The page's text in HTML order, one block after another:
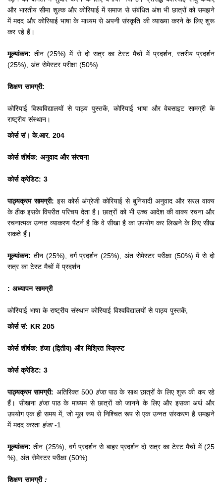
और भारतीय सीमा शुल्क और कोरियाई में समाज से संबंधित अंश भी छात्रों को समझने
में मदद और कोरियाई भाषा के माध्यम से अपनी संस्कृति की व्याख्या करने के लिए शुरू
कर रहे हैं।
मूल्यांकन: तीन (25%) में से दो सत्र का टेस्ट मैचों में प्रदर्शन, स्तरीय प्रदर्शन
(25%), अंत सेमेस्टर परीक्षा (50%)
शिक्षण सामग्री:
कोरियाई विश्वविद्यालयों से पाठ्य पुस्तकें, कोरियाई भाषा और वेबसाइट सामग्री के
राष्ट्रीय संस्थान।
कोर्स सं।के.आर. 204
कोर्स शीर्षक: अनुवाद और संरचना
कोर्स क्रेडिट: 3
पाठ्यक्रम सामग्री: इस कोर्स अंग्रेजी कोरियाई से बुनियादी अनुवाद और सरल वाक्य
के ठीक इसके विपरीत परिचय देता है।छात्रों को भी उच्च आदेश की वाक्य रचना और
रचनात्मक उन्नत व्याकरण पैटर्न है कि वे सीखा है का उपयोग कर लिखने के लिए सीख
सकते हैं।
मूल्यांकन: तीन (25%), वर्ग प्रदर्शन (25%), अंत सेमेस्टर परीक्षा (50%) में से दो
सत्र का टेस्ट मैचों में प्रदर्शन
: अध्यापन सामग्री
कोरियाई भाषा के राष्ट्रीय संस्थान कोरियाई विश्वविद्यालयों से पाठ्य पुस्तकें,
कोर्स सं: KR 205
कोर्स शीर्षक: हंजा (द्वितीय) और मिश्रित स्क्रिप्ट
कोर्स क्रेडिट: 3
पाठ्यक्रम सामग्री: अतिरिक्त 500 हंजापाठ के साथ छात्रों के लिए शुरू की कर रहे
हैं। सीखना हंजापाठ के माध्यम से छात्रों को जानने के लिए और इसका अर्थ और
उपयोग एक ही समय में, जो मूल रूप से निश्चित रूप से एक उन्नत संस्करण है समझने
में मदद करता हंजा-1
मूल्यांकन: तीन (25%), वर्ग प्रदर्शन से बाहर प्रदर्शन दो सत्र का टेस्ट मैचों में (25
%), अंत सेमेस्टर परीक्षा (50%)
शिक्षण सामग्री :